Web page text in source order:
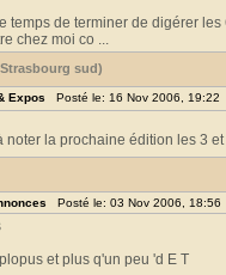
temps de terminer de digérer
chez moi co ...
sud)
Expos Posté le: 16 Nov 2006,
noter la prochaine édition les 3
Posté le: 03 Nov 2006,
et plus q'un peu 'd E T